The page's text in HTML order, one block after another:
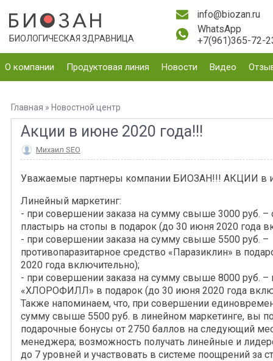
БИОЛОГИЧЕСКАЯ ЗДРАВНИЦА
info@biozan.ru
WhatsApp
+7(961)365-72-
О компании Продуктовая линия Новости Видео
Главная » Новостной центр
Акции в июне 2020 года!!!
Михаил SEO
Уважаемые партнеры компании БИОЗАН!!! АКЦИИ в
Линейный маркетинг:
- при совершении заказа на сумму свыше 3000 руб.
пластырь на стопы в подарок (до 30 июня 2020 года
- при совершении заказа на сумму свыше 5500 руб. –
противопаразитарное средство «Паразиклин» в
2020 года включительно);
- при совершении заказа на сумму свыше 8000 руб. –
«ХЛОРОФИЛЛ» в подарок (до 30 июня 2020 года
Также напоминаем, что, при совершении
сумму свыше 5500 руб. в линейном маркетинге, вы
подарочные бонусы от 2750 баллов на следующий
менеджера; возможность получать линейные и
до 7 уровней и участвовать в системе поощрений за